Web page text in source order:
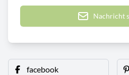
Nachricht
facebook